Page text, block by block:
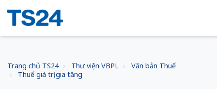
Trang chủ TS24 Thư viện VBPL
Văn bản Thuế
Thuế giá trị gia tăng